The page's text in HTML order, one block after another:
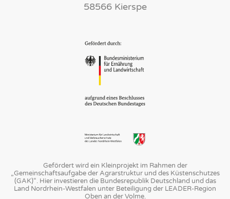
58566 Kierspe
Gefördert wird ein Kleinprojekt im Rahmen der
„Gemeinschaftsaufgabe der Agrarstruktur und des Küstenschutzes
(GAK)“. Hier investieren die Bundesrepublik Deutschland und das
Land Nordrhein-Westfalen unter Beteiligung der LEADER-Region
Oben an der Volme.